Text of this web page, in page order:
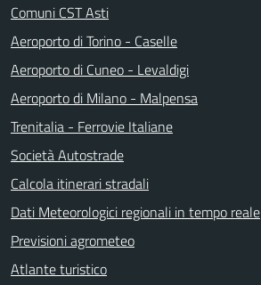
Comuni CST Asti
Aeroporto di Torino - Caselle
Aeroporto di Cuneo - Levaldigi
Aeroporto di Milano - Malpensa
Trenitalia - Ferrovie Italiane
Società Autostrade
Calcola itinerari stradali
Dati Meteorologici regionali in tempo reale
Previsioni agrometeo
Atlante turistico